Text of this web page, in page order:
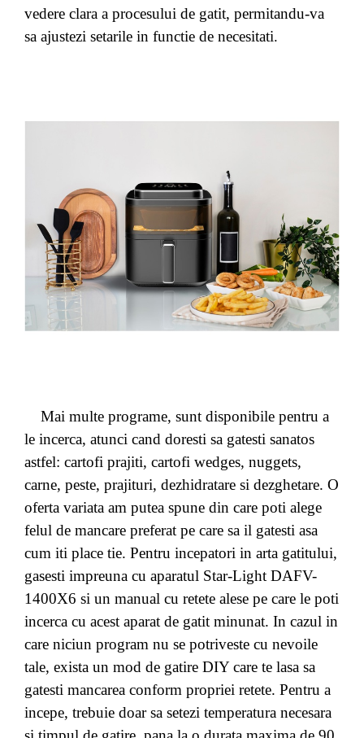
vedere clara a procesului de gatit, permitandu-va
sa ajustezi setarile in functie de necesitati.
Mai multe programe, sunt disponibile pentru a
le incerca, atunci cand doresti sa gatesti sanatos
astfel: cartofi prajiti, cartofi wedges, nuggets,
carne, peste, prajituri, dezhidratare si dezghetare. O
oferta variata am putea spune din care poti alege
felul de mancare preferat pe care sa il gatesti asa
cum iti place tie. Pentru incepatori in arta gatitului,
gasesti impreuna cu aparatul Star-Light DAFV-
1400X6 si un manual cu retete alese pe care le poti
incerca cu acest aparat de gatit minunat. In cazul in
care niciun program nu se potriveste cu nevoile
tale, exista un mod de gatire DIY care te lasa sa
gatesti mancarea conform propriei retete. Pentru a
incepe, trebuie doar sa setezi temperatura necesara